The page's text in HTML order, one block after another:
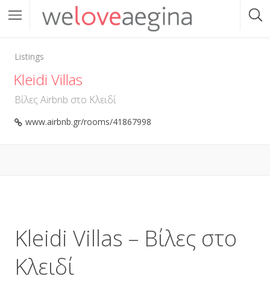
Listings
Kleidi Villas
Βίλες Airbnb στο Κλειδί
www.airbnb.gr/rooms/41867998
Kleidi Villas – Βίλες στο
Κλειδί